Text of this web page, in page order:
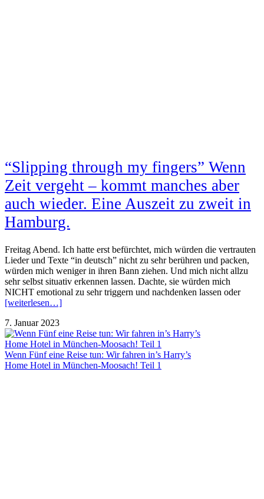
“Slipping through my fingers” Wenn
Zeit vergeht – kommt manches aber
auch wieder. Eine Auszeit zu zweit in
Hamburg.
Freitag Abend. Ich hatte erst befürchtet, mich würden die vertrauten
Lieder und Texte “in deutsch” nicht zu sehr berühren und packen,
würden mich weniger in ihren Bann ziehen. Und mich nicht allzu
sehr selbst situativ erkennen lassen. Dachte, sie würden mich
NICHT emotional zu sehr triggern und nachdenken lassen oder
[weiterlesen…]
7. Januar 2023
Wenn Fünf eine Reise tun: Wir fahren in’s Harry’s
Home Hotel in München-Moosach! Teil 1